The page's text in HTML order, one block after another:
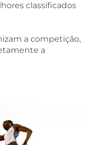
classificados
a competição,
a